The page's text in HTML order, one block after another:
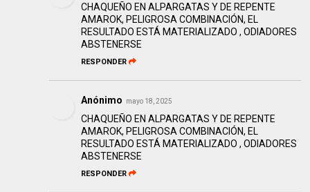
CHAQUEÑO EN ALPARGATAS Y DE REPENTE
AMAROK, PELIGROSA COMBINACIÓN, EL
RESULTADO ESTÁ MATERIALIZADO , ODIADORES
ABSTENERSE
RESPONDER
Anónimo mayo 18, 2025
CHAQUEÑO EN ALPARGATAS Y DE REPENTE
AMAROK, PELIGROSA COMBINACIÓN, EL
RESULTADO ESTÁ MATERIALIZADO , ODIADORES
ABSTENERSE
RESPONDER